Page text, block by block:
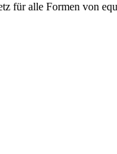
für alle Formen von